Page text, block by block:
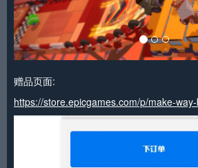
赠品页面:
https://store.epicgames.com/p/make-